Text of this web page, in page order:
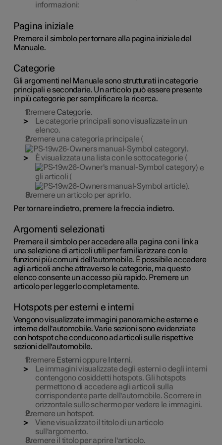
informazioni:
Pagina iniziale
Premere il simbolo per tornare alla pagina iniziale del
Manuale.
Categorie
Gli argomenti nel Manuale sono strutturati in categorie
principali e secondarie. Un articolo può essere presente
in più categorie per semplificare la ricerca.
Premere Categorie.
Le categorie principali sono visualizzate in un
elenco.
Premere una categoria principale (
).
È visualizzata una lista con le sottocategorie (
) e
gli articoli (
).
Premere un articolo per aprirlo.
Per tornare indietro, premere la freccia indietro.
Argomenti selezionati
Premere il simbolo per accedere alla pagina con i link a
una selezione di articoli utili per familiarizzare con le
funzioni più comuni dell'automobile. È possibile accedere
agli articoli anche attraverso le categorie, ma questo
elenco consente un accesso più rapido. Premere un
articolo per leggerlo completamente.
Hotspots per esterni e interni
Vengono visualizzate immagini panoramiche esterne e
interne dell'automobile. Varie sezioni sono evidenziate
con hotspot che conducono ad articoli sulle rispettive
sezioni dell'automobile.
Premere Esterni oppure Interni.
Le immagini visualizzate degli esterni o degli interni
contengono cosiddetti hotspots. Gli hotspots
permettono di accedere agli articoli sulla
corrispondente parte dell'automobile. Scorrere in
orizzontale sullo schermo per vedere le immagini.
Premere un hotspot.
Viene visualizzato il titolo di un articolo
sull'argomento.
Premere il titolo per aprire l'articolo.